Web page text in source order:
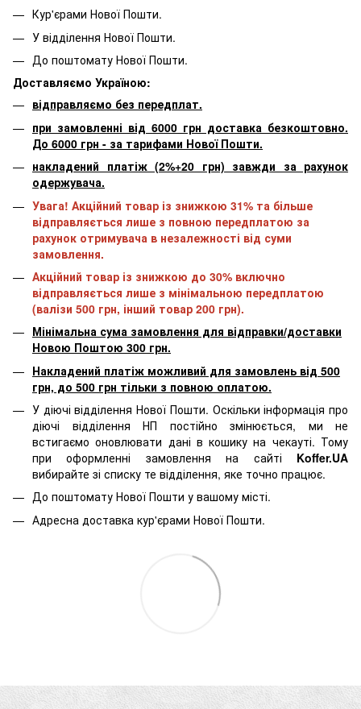
Кур'єрами Нової Пошти.
У відділення Нової Пошти.
До поштомату Нової Пошти.
Доставляємо Україною:
відправляємо без передплат.
при замовленні від 6000 грн доставка безкоштовно.
До 6000 грн - за тарифами Нової Пошти.
накладений платіж (2%+20 грн) завжди за рахунок
одержувача.
Увага! Акційний товар із знижкою 31% та більше
відправляється лише з повною передплатою за
рахунок отримувача в незалежності від суми
замовлення.
Акційний товар із знижкою до 30% включно
відправляється лише з мінімальною передплатою
(валізи 500 грн, інший товар 200 грн).
Мінімальна сума замовлення для відправки/доставки
Новою Поштою 300 грн.
Накладений платіж можливий для замовлень від 500
грн, до 500 грн тільки з повною оплатою.
У діючі відділення Нової Пошти. Оскільки інформація про
діючі відділення НП постійно змінюється, ми не
встигаємо оновлювати дані в кошику на чекауті. Тому
при оформленні замовлення на сайті Koffer.UA
вибирайте зі списку те відділення, яке точно працює.
До поштомату Нової Пошти у вашому місті.
Адресна доставка кур'єрами Нової Пошти.